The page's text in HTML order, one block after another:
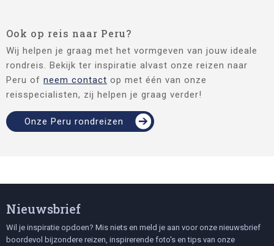
Ook op reis naar Peru?
Wij helpen je graag met het vormgeven van jouw ideale
rondreis. Bekijk ter inspiratie alvast onze reizen naar
Peru of neem contact op met één van onze
reisspecialisten, zij helpen je graag verder!
Onze Peru rondreizen
Nieuwsbrief
Wil je inspiratie opdoen? Mis niets en meld je aan voor onze nieuwsbrief
boordevol bijzondere reizen, inspirerende foto's en tips van onze